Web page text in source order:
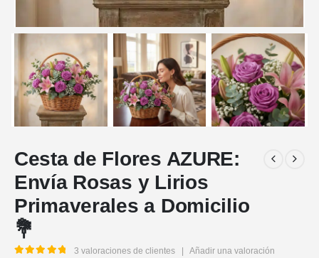
Cesta de Flores AZURE:
Envía Rosas y Lirios
Primaverales a Domicilio
💐
3 valoraciones de clientes Añadir una valoración